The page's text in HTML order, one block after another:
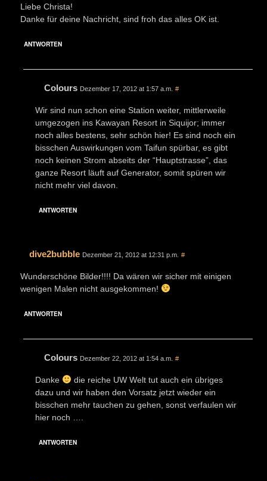
Liebe Christa!
Danke für deine Nachricht, sind froh das alles OK ist.
ANTWORTEN
Colours Dezember 17, 2012 at 1:57 a.m. #
Wir sind nun schon eine Station weiter, mittlerweile
umgezogen ins Kawayan Resort in Siquijor; immer
noch alles bestens, sehr schön hier! Es sind noch ein
bisschen Auswirkungen vom Taifun spürbar, es gibt
noch keinen Strom abseits der “Hauptstrasse”, das
ganze Resort läuft auf Generator, somit spüren wir
nicht mehr viel davon.
ANTWORTEN
dive2bubble Dezember 21, 2012 at 12:31 p.m. #
Wunderschöne Bilder!!!! Da wären wir sicher mit einigen
wenigen Malen nicht ausgekommen!
ANTWORTEN
Colours Dezember 22, 2012 at 1:54 a.m. #
Danke
die reiche UW Welt tut auch ein übriges
dazu und wir haben den Vorsatz jetzt wieder ein
bisschen mehr tauchen zu gehen, sonst verfaulen wir
hier noch ….
ANTWORTEN